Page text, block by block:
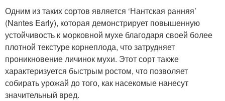
Одним из таких сортов является ‘Нантская ранняя’
(Nantes Early), которая демонстрирует повышенную
устойчивость к морковной мухе благодаря своей более
плотной текстуре корнеплода, что затрудняет
проникновение личинок мухи. Этот сорт также
характеризуется быстрым ростом, что позволяет
собирать урожай до того, как насекомые нанесут
значительный вред.